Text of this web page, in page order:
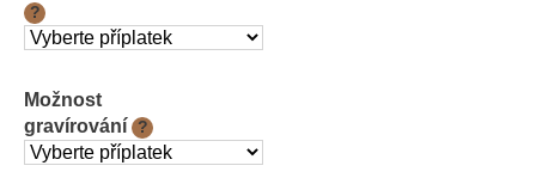
?
Možnost
gravírování
?